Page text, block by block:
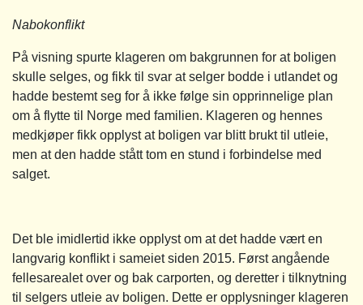
Nabokonflikt
På visning spurte klageren om bakgrunnen for at boligen
skulle selges, og fikk til svar at selger bodde i utlandet og
hadde bestemt seg for å ikke følge sin opprinnelige plan
om å flytte til Norge med familien. Klageren og hennes
medkjøper fikk opplyst at boligen var blitt brukt til utleie,
men at den hadde stått tom en stund i forbindelse med
salget.
Det ble imidlertid ikke opplyst om at det hadde vært en
langvarig konflikt i sameiet siden 2015. Først angående
fellesarealet over og bak carporten, og deretter i tilknytning
til selgers utleie av boligen. Dette er opplysninger klageren